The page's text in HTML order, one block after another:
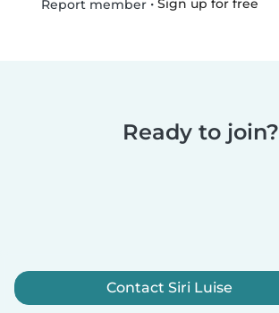
Report member• Sign up for free
Ready to join?
Contact Siri Luise